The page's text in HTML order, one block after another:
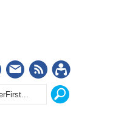
LinkedIn
Nieuwsbrief
RSS